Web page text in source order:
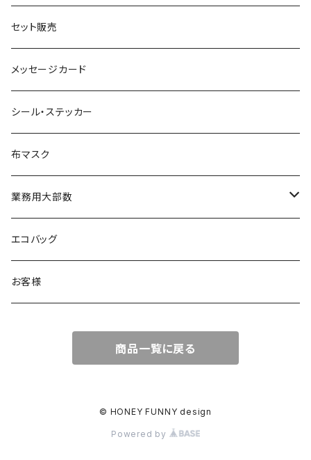
セット販売
メッセージカード
シール・ステッカー
布マスク
業務用大部数
メッセージカード
エコバッグ
お客様
商品一覧に戻る
© HONEY FUNNY design
Powered by